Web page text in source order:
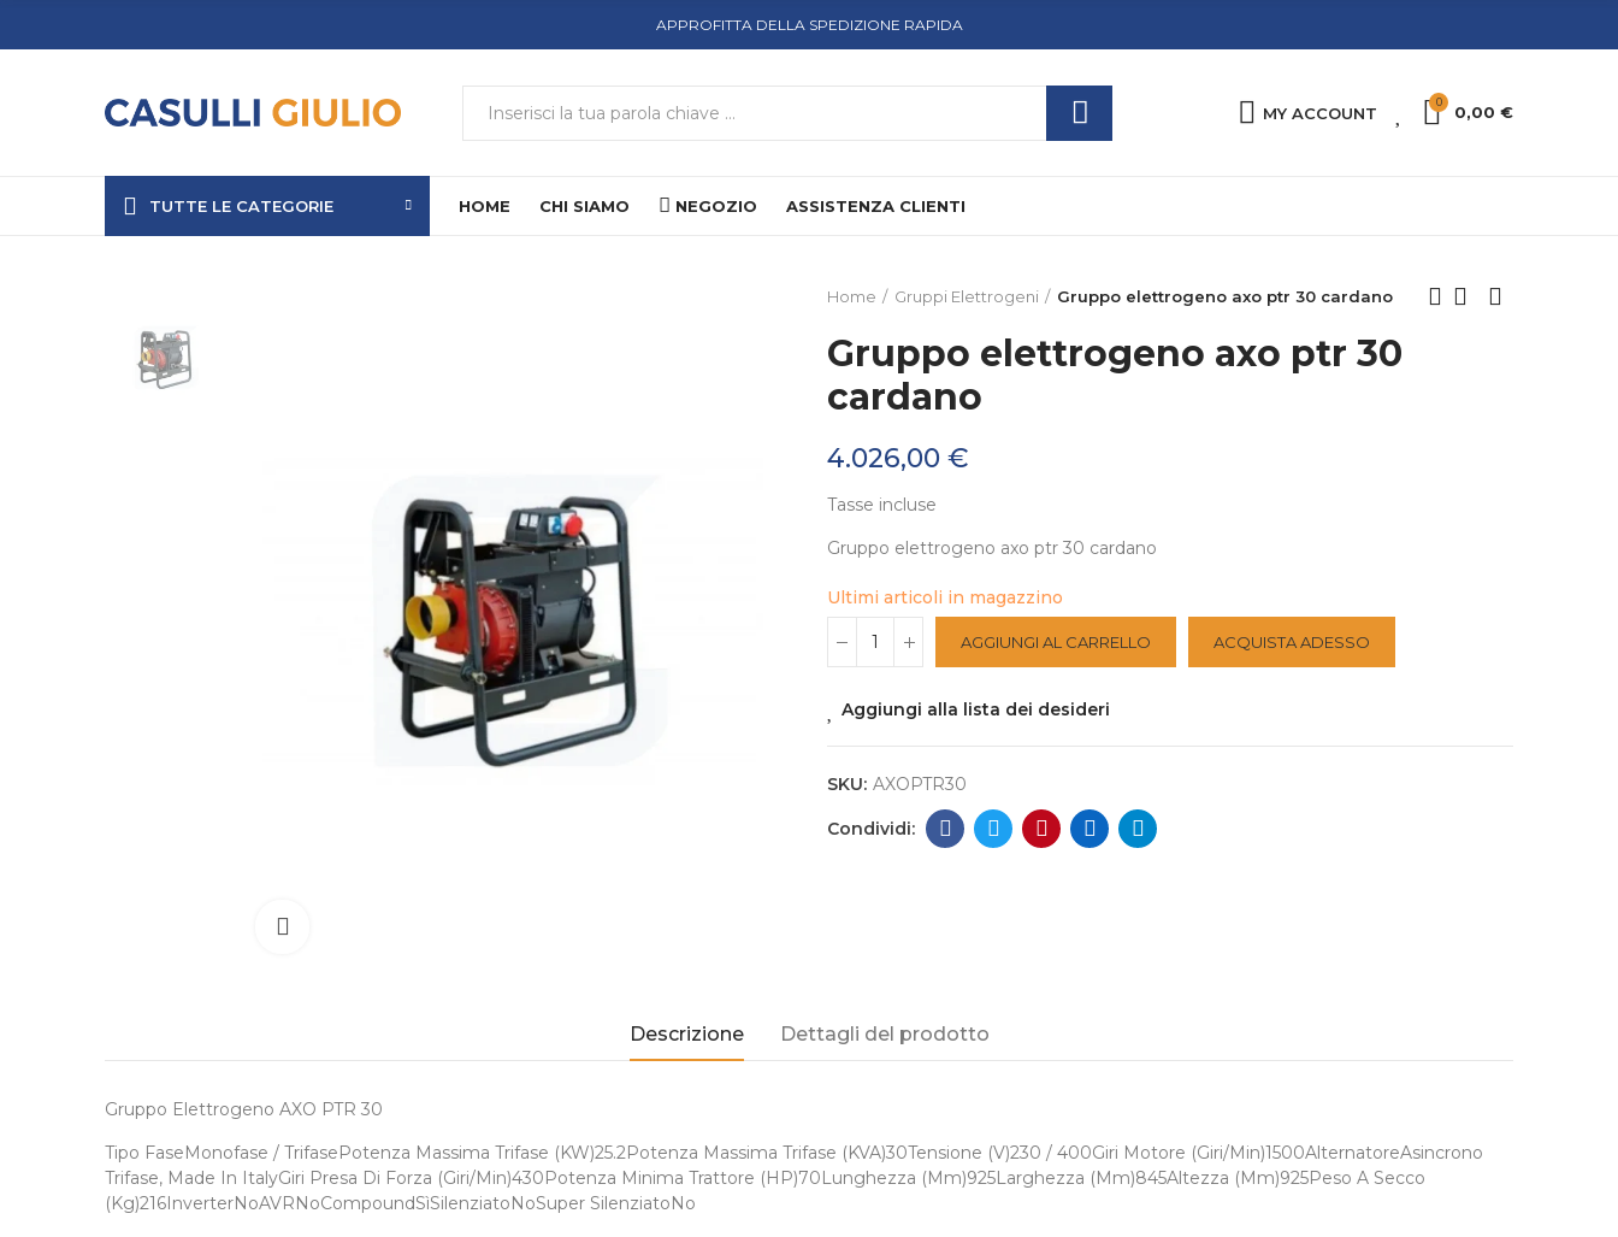
APPROFITTA DELLA SPEDIZIONE RAPIDA
MY ACCOUNT
0
0,00 €
TUTTE LE CATEGORIE HOME CHI SIAMO NEGOZIO ASSISTENZA CLIENTI
Home Gruppi Elettrogeni Gruppo elettrogeno axo ptr 30 cardano
Gruppo elettrogeno axo ptr 30
cardano
4.026,00 €
Tasse incluse
Gruppo elettrogeno axo ptr 30 cardano
Ultimi articoli in magazzino
AGGIUNGI AL CARRELLO ACQUISTA ADESSO
Aggiungi alla lista dei desideri
SKU: AXOPTR30
Descrizione Dettagli del prodotto
Gruppo Elettrogeno AXO PTR 30
Tipo FaseMonofase / TrifasePotenza Massima Trifase (KW)25.2Potenza Massima Trifase (KVA)30Tensione (V)230 / 400Giri Motore (Giri/Min)1500AlternatoreAsincrono
Trifase, Made In ItalyGiri Presa Di Forza (Giri/Min)430Potenza Minima Trattore (HP)70Lunghezza (Mm)925Larghezza (Mm)845Altezza (Mm)925Peso A Secco
(Kg)216InverterNoAVRNoCompoundSìSilenziatoNoSuper SilenziatoNo